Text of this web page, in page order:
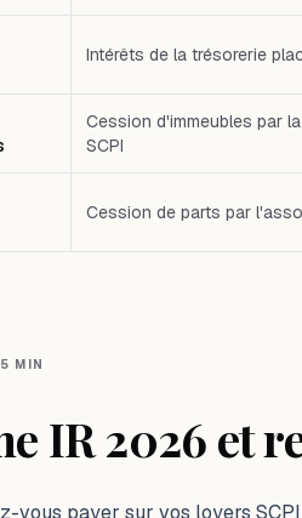
Intérêts de la trésorerie
Cession d'immeubles par la
SCPI
Cession de parts par
5 MIN
IR 2026 et
vous payer sur vos loyers